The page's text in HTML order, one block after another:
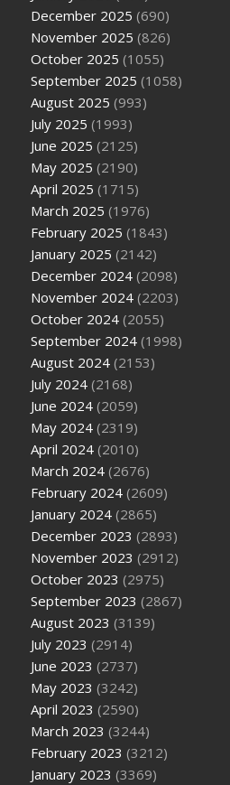
December 2025 (690)
November 2025 (826)
October 2025 (1055)
September 2025 (1058)
August 2025 (993)
July 2025 (1993)
June 2025 (2125)
May 2025 (2190)
April 2025 (1715)
March 2025 (1976)
February 2025 (1843)
January 2025 (2142)
December 2024 (2098)
November 2024 (2203)
October 2024 (2055)
September 2024 (1998)
August 2024 (2153)
July 2024 (2168)
June 2024 (2059)
May 2024 (2319)
April 2024 (2010)
March 2024 (2676)
February 2024 (2609)
January 2024 (2865)
December 2023 (2893)
November 2023 (2912)
October 2023 (2975)
September 2023 (2867)
August 2023 (3139)
July 2023 (2914)
June 2023 (2737)
May 2023 (3242)
April 2023 (2590)
March 2023 (3244)
February 2023 (3212)
January 2023 (3369)